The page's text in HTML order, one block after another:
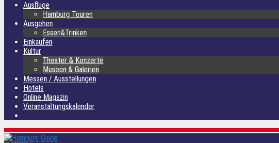
Ausflüge
Hamburg Touren
Ausgehen
Essen&Trinken
Einkaufen
Kultur
Theater & Konzerte
Museen & Galerien
Messen / Ausstellungen
Hotels
Online Magazin
Veranstaltungskalender